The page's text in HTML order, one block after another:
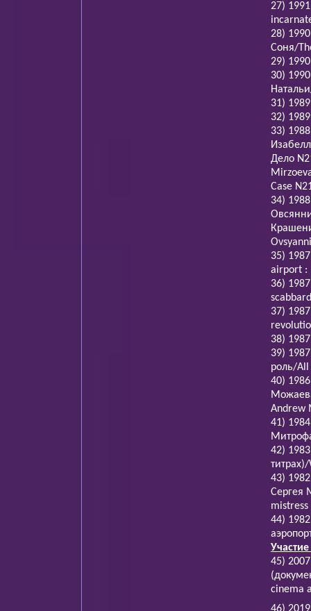
27)
28)
Соня/
29)
30)
31)
32)
33)
Дело
Case
34)
35)
airport :
36)
scabbard
37)
38)
39)
роль/
40)
Andrew
41)
42)
43)
Сергея
44)
45)
cinema